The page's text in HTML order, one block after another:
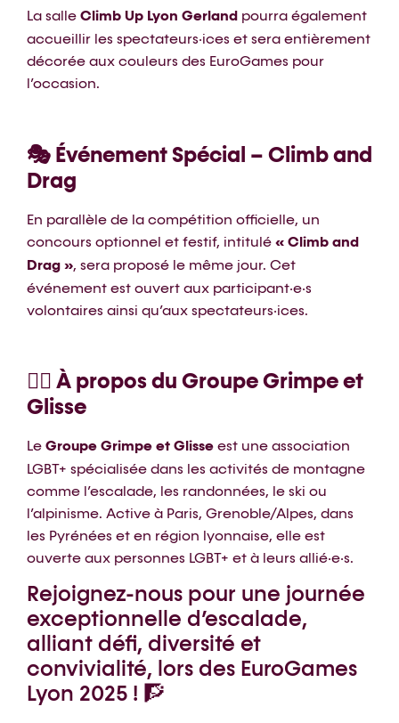
La salle Climb Up Lyon Gerland pourra également
accueillir les spectateurs·ices et sera entièrement
décorée aux couleurs des EuroGames pour
l’occasion.
🎭 Événement Spécial – Climb and
Drag
En parallèle de la compétition officielle, un
concours optionnel et festif, intitulé « Climb and
Drag », sera proposé le même jour. Cet
événement est ouvert aux participant·e·s
volontaires ainsi qu’aux spectateurs·ices.
🏳️‍🌈 À propos du Groupe Grimpe et
Glisse
Le Groupe Grimpe et Glisse est une association
LGBT+ spécialisée dans les activités de montagne
comme l’escalade, les randonnées, le ski ou
l’alpinisme. Active à Paris, Grenoble/Alpes, dans
les Pyrénées et en région lyonnaise, elle est
ouverte aux personnes LGBT+ et à leurs allié·e·s.
Rejoignez-nous pour une journée
exceptionnelle d’escalade,
alliant défi, diversité et
convivialité, lors des EuroGames
Lyon 2025 ! 🧗